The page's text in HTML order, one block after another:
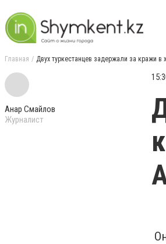
Главная Двух туркестанцев задержали за кражи
Анар Смайлов
Журналист